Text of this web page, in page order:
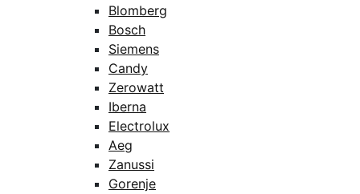
Blomberg
Bosch
Siemens
Candy
Zerowatt
Iberna
Electrolux
Aeg
Zanussi
Gorenje